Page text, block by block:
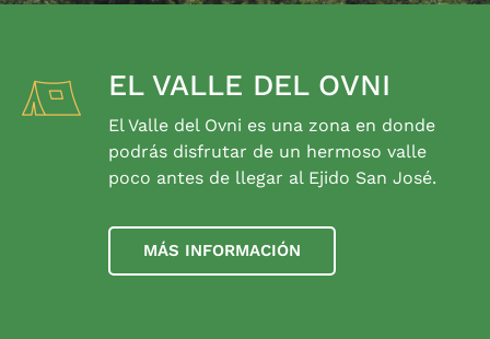
EL VALLE DEL OVNI
El Valle del Ovni es una zona en donde
podrás disfrutar de un hermoso valle
poco antes de llegar al Ejido San José.
MÁS INFORMACIÓN